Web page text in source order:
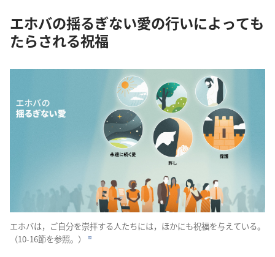
エホバの揺るぎない愛の行いによっても
たらされる祝福
エホバは，ご自分を崇拝する人たちには，ほかにも祝福を与えている。
（10-16節を参照。） d